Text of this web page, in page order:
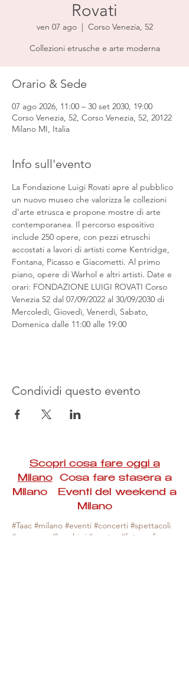
Rovati
ven 07 ago
  |
Corso Venezia, 52
Collezioni etrusche e arte moderna
Orario & Sede
07 ago 2026, 11:00 – 30 set 2030, 19:00
Corso Venezia, 52, Corso Venezia, 52, 20122
Milano MI, Italia
Info sull'evento
La Fondazione Luigi Rovati apre al pubblico
un nuovo museo che valorizza le collezioni
d’arte etrusca e propone mostre di arte
contemporanea. Il percorso espositivo
include 250 opere, con pezzi etruschi
accostati a lavori di artisti come Kentridge,
Fontana, Picasso e Giacometti. Al primo
piano, opere di Warhol e altri artisti. Date e
orari: FONDAZIONE LUIGI ROVATI Corso
Venezia 52 dal 07/09/2022 al 30/09/2030 di
Mercoledì, Giovedì, Venerdì, Sabato,
Domenica dalle 11:00 alle 19:00
Condividi questo evento
Scopri cosa fare oggi a
MilanoCosa fare stasera a
Milano Eventi del weekend a
Milano
#Taac #milano #eventi #concerti #spettacoli
#rassegne #bambini #mostre #fotografia